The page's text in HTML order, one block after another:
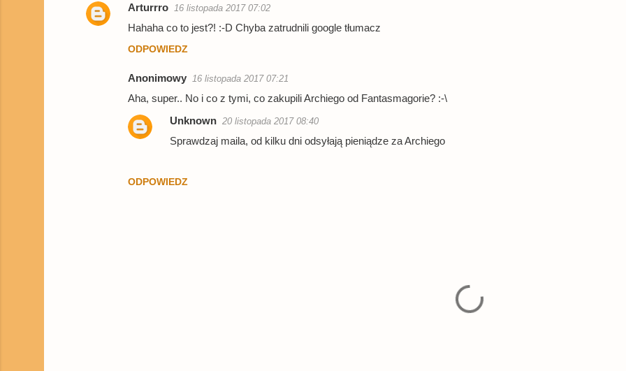
r
Arturrro 16 listopada 2017 07:02
Hahaha co to jest?! :-D Chyba zatrudnili google tłumacz
ODPOWIEDZ
Anonimowy 16 listopada 2017 07:21
Aha, super.. No i co z tymi, co zakupili Archiego od Fantasmagorie? :-\
ODPOWIEDZ
Unknown 20 listopada 2017 08:40
Sprawdzaj maila, od kilku dni odsyłają pieniądze za Archiego